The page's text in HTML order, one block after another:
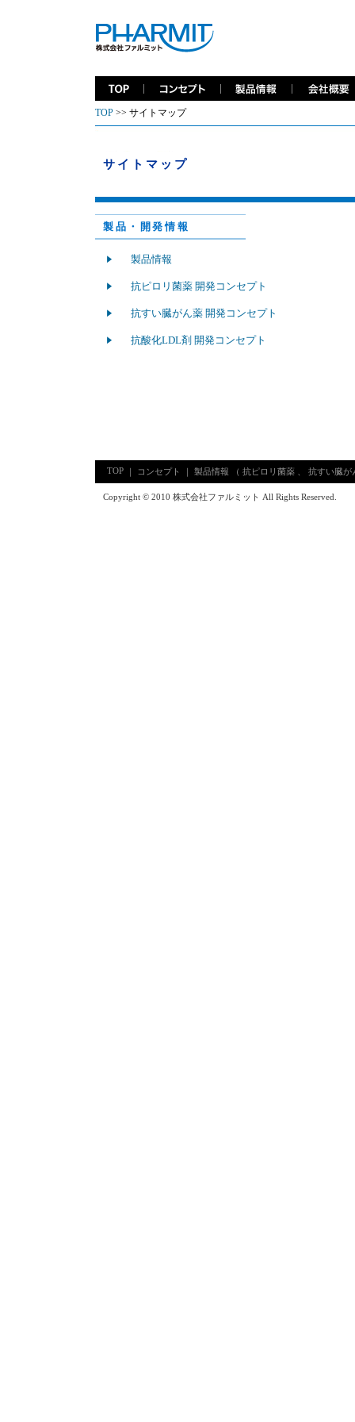
TOP >> サイトマップ
サイトマップ
製品・開発情報
製品情報
抗ピロリ菌薬 開発コンセプト
抗すい臓がん薬 開発コンセプト
抗酸化LDL剤 開発コンセプト
TOP ｜ コンセプト ｜ 製品情報 （ 抗ピロリ菌薬 抗すい臓が
Copyright © 2010 株式会社ファルミット All Rights Reserved.